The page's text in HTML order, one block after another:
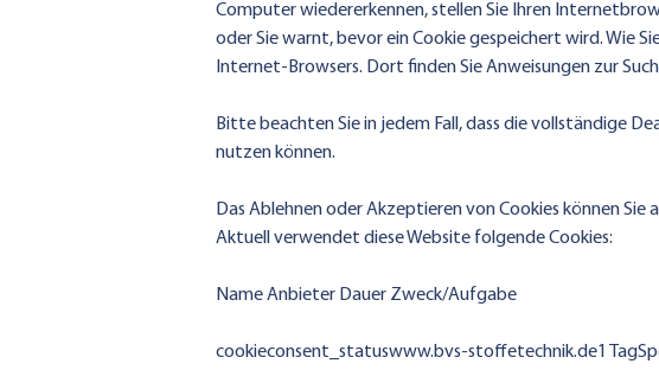
Computer wiedererkennen, stellen Sie Ihren
oder Sie warnt, bevor ein Cookie gespeichert wird. Wie
Internet-Browsers. Dort finden Sie Anweisungen zur
Bitte beachten Sie in jedem Fall, dass die vollständige
nutzen können.
Das Ablehnen oder Akzeptieren von Cookies können
Aktuell verwendet diese Website folgende Cookies:
Name Anbieter Dauer Zweck/Aufgabe
cookieconsent_statuswww.bvs-stoffetechnik.de1